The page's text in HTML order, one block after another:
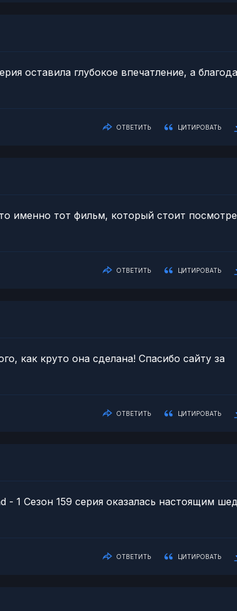
оставила глубокое впечатление, а
ОТВЕТИТЬ ЦИТИРОВАТЬ
именно тот фильм, который стоит
ОТВЕТИТЬ ЦИТИРОВАТЬ
как круто она сделана! Спасибо сайту за
ОТВЕТИТЬ ЦИТИРОВАТЬ
- 1 Сезон 159 серия оказалась настоящим
ОТВЕТИТЬ ЦИТИРОВАТЬ